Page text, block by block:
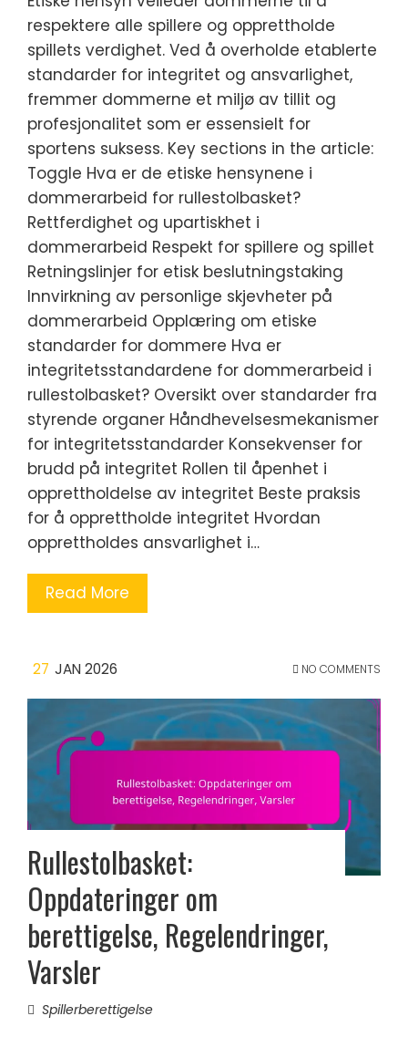
respektere alle spillere og opprettholde
spillets verdighet. Ved å overholde etablerte
standarder for integritet og ansvarlighet,
fremmer dommerne et miljø av tillit og
profesjonalitet som er essensielt for
sportens suksess. Key sections in the article:
Toggle Hva er de etiske hensynene i
dommerarbeid for rullestolbasket?
Rettferdighet og upartiskhet i
dommerarbeid Respekt for spillere og spillet
Retningslinjer for etisk beslutningstaking
Innvirkning av personlige skjevheter på
dommerarbeid Opplæring om etiske
standarder for dommere Hva er
integritetsstandardene for dommerarbeid i
rullestolbasket? Oversikt over standarder fra
styrende organer Håndhevelsesmekanismer
for integritetsstandarder Konsekvenser for
brudd på integritet Rollen til åpenhet i
opprettholdelse av integritet Beste praksis
for å opprettholde integritet Hvordan
opprettholdes ansvarlighet i…
Read More
27 JAN 2026 NO COMMENTS
Rullestolbasket:
Oppdateringer om
berettigelse, Regelendringer,
Varsler
Spillerberettigelse